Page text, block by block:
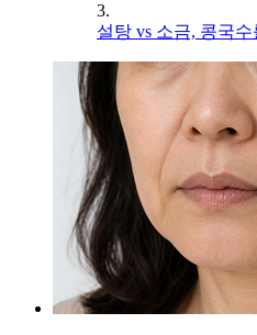
3.
설탕 vs 소금, 콩국